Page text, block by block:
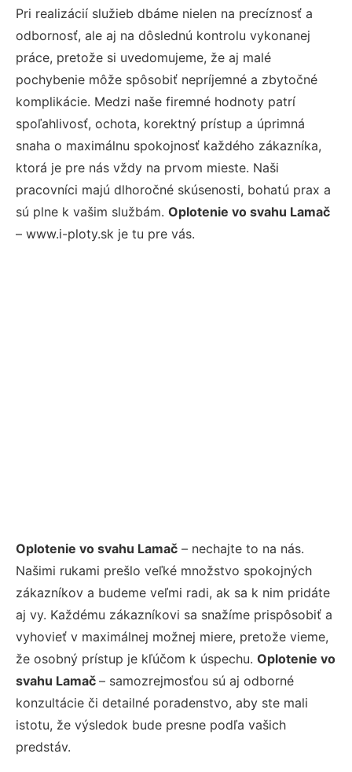
Pri realizácií služieb dbáme nielen na precíznosť a
odbornosť, ale aj na dôslednú kontrolu vykonanej
práce, pretože si uvedomujeme, že aj malé
pochybenie môže spôsobiť nepríjemné a zbytočné
komplikácie. Medzi naše firemné hodnoty patrí
spoľahlivosť, ochota, korektný prístup a úprimná
snaha o maximálnu spokojnosť každého zákazníka,
ktorá je pre nás vždy na prvom mieste. Naši
pracovníci majú dlhoročné skúsenosti, bohatú prax a
sú plne k vašim službám. Oplotenie vo svahu Lamač
– www.i-ploty.sk je tu pre vás.
Oplotenie vo svahu Lamač – nechajte to na nás.
Našimi rukami prešlo veľké množstvo spokojných
zákazníkov a budeme veľmi radi, ak sa k nim pridáte
aj vy. Každému zákazníkovi sa snažíme prispôsobiť a
vyhovieť v maximálnej možnej miere, pretože vieme,
že osobný prístup je kľúčom k úspechu. Oplotenie vo
svahu Lamač – samozrejmosťou sú aj odborné
konzultácie či detailné poradenstvo, aby ste mali
istotu, že výsledok bude presne podľa vašich
predstáv.